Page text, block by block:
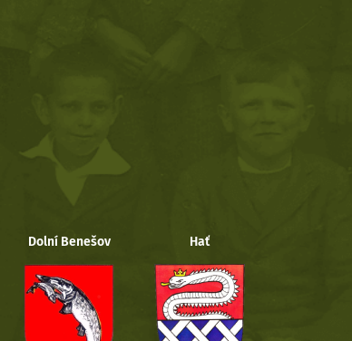
Dolní Benešov Hať